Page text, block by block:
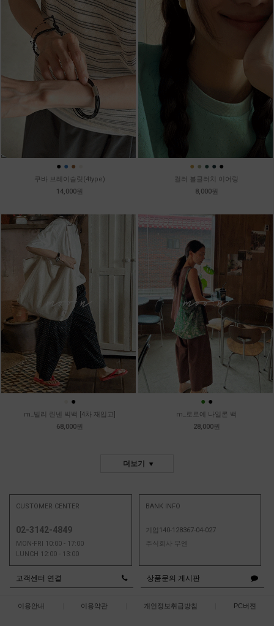
● ● ●
쿠바 브레이슬릿(4type)
14,000원
● ● ● ● ●
컬러 볼클러치 이어링
8,000원
●
m_빌리 린넨 빅백 [4차 재입고]
68,000원
● ●
m_로로에 나일론 백
28,000원
더보기
CUSTOMER CENTER
02-3142-4849
MON-FRI 10:00 - 17:00
LUNCH 12:00 - 13:00
BANK INFO
기업140-128367-04-027
주식회사 무엔
고객센터 연결 상품문의 게시판
이용안내 이용약관 개인정보취급방침 PC버젼